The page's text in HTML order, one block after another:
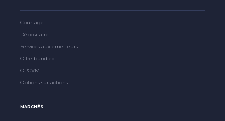
Courtage
Dépositaire
Services aux émetteurs
Offre bundled
OPCVM
Options sur actions
MARCHÉS